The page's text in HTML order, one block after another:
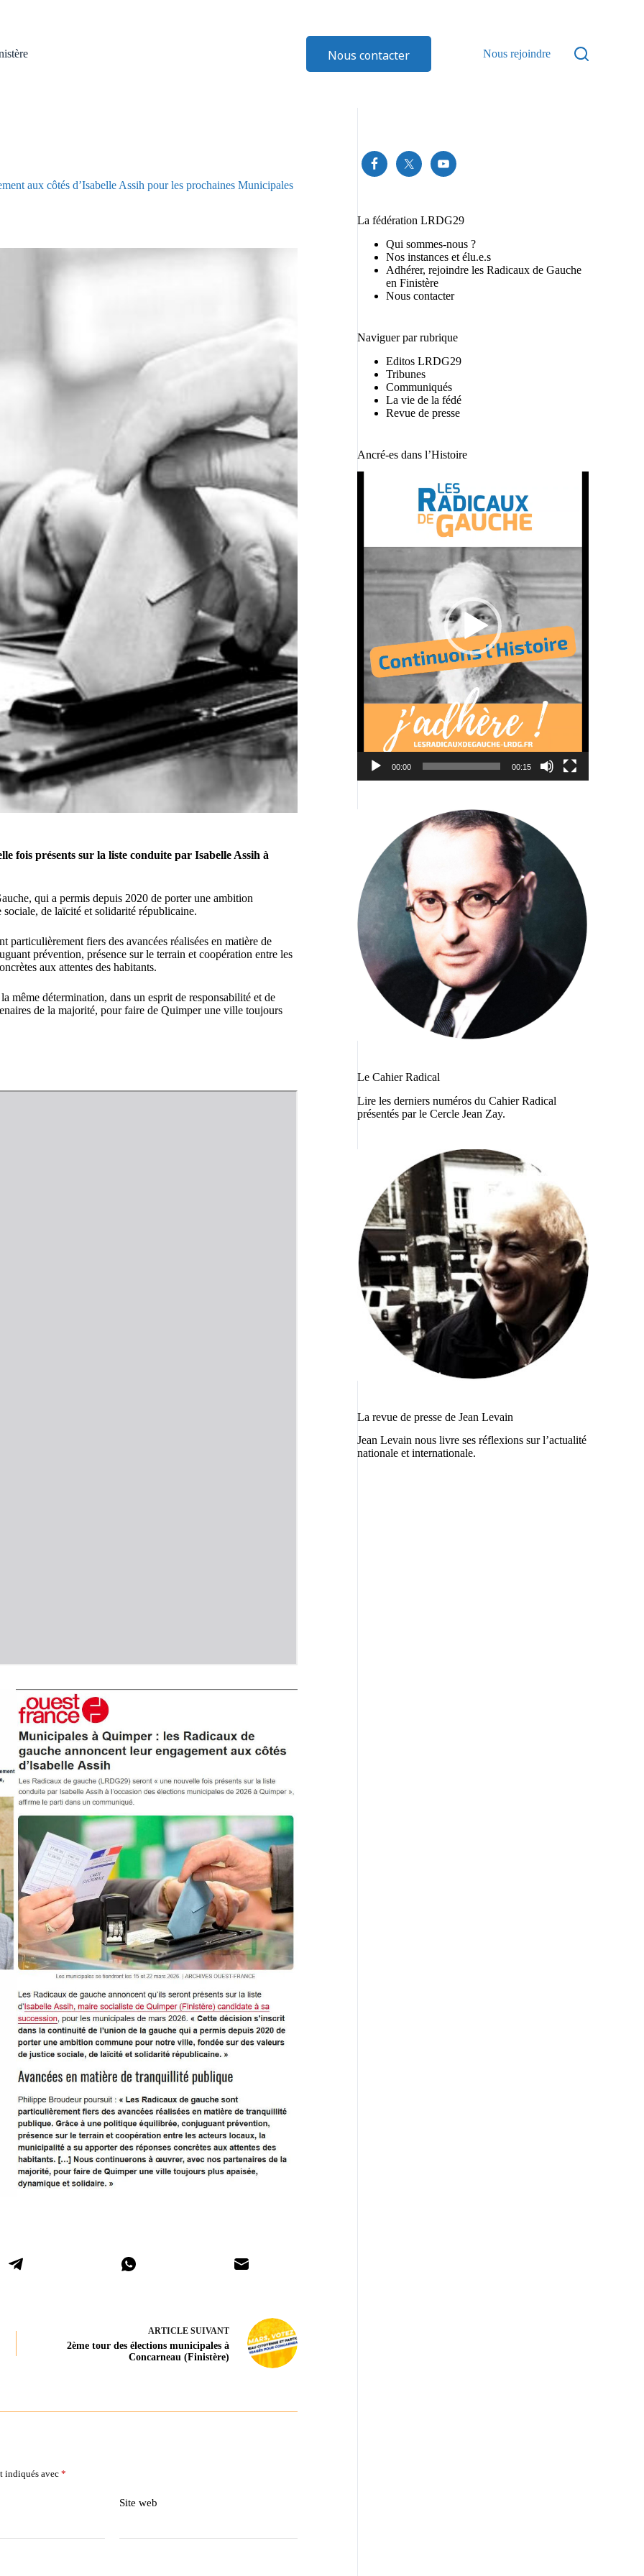
Nous contacter Nous rejoindre
aux côtés d’Isabelle Assih pour les prochaines Municipales
fois présents sur la liste conduite par Isabelle Assih à
qui a permis depuis 2020 de porter une ambition
de laïcité et solidarité républicaine.
fiers des avancées réalisées en matière de
prévention, présence sur le terrain et coopération entre les
aux attentes des habitants.
même détermination, dans un esprit de responsabilité et de
de la majorité, pour faire de Quimper une ville toujours
ARTICLE SUIVANT
2ème tour des élections municipales à
Concarneau (Finistère)
indiqués avec*
Site web
La fédération LRDG29
Qui sommes-nous ?
Nos instances et élu.e.s
Adhérer, rejoindre les Radicaux de Gauche
en Finistère
Nous contacter
Naviguer par rubrique
Editos LRDG29
Tribunes
Communiqués
La vie de la fédé
Revue de presse
Ancré-es dans l’Histoire
00:00 00:15
Le Cahier Radical
Lire les derniers numéros du Cahier Radical
présentés par le Cercle Jean Zay.
La revue de presse de Jean Levain
Jean Levain nous livre ses réflexions sur l’actualité
nationale et internationale.